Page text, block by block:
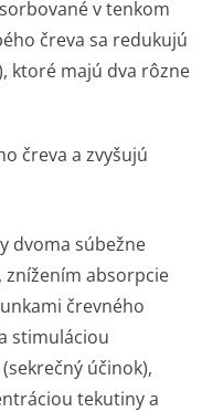
v tenkom
čreva sa redukujú
ktoré majú dva rôzne
čreva a zvyšujú
dvoma súbežne
absorpcie
črevného
stimuláciou
účinok),
tekutiny a